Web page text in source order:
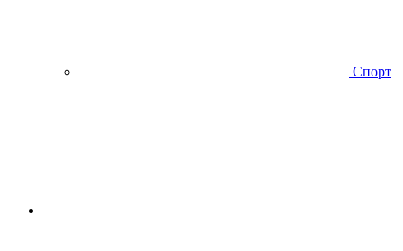
Спорт